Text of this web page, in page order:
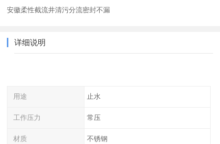
安徽柔性截流井清污分流密封不漏
详细说明
用途 止水
工作压力 常压
材质 不锈钢